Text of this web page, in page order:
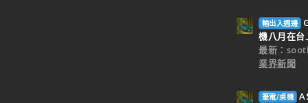
輸出入週邊
機八月在台
最新：
業界新聞
筆電/桌機